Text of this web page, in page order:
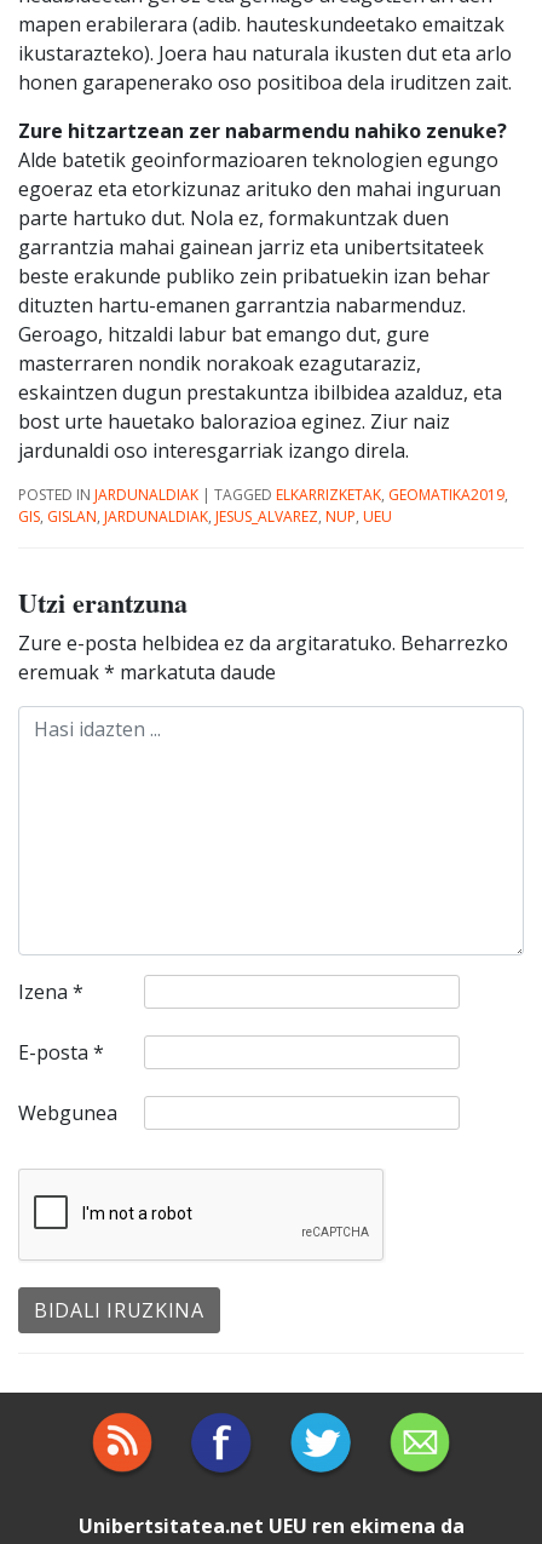
mapen erabilerara (adib. hauteskundeetako emaitzak
ikustarazteko). Joera hau naturala ikusten dut eta arlo
honen garapenerako oso positiboa dela iruditzen zait.
Zure hitzartzean zer nabarmendu nahiko zenuke?
Alde batetik geoinformazioaren teknologien egungo
egoeraz eta etorkizunaz arituko den mahai inguruan
parte hartuko dut. Nola ez, formakuntzak duen
garrantzia mahai gainean jarriz eta unibertsitateek
beste erakunde publiko zein pribatuekin izan behar
dituzten hartu-emanen garrantzia nabarmenduz.
Geroago, hitzaldi labur bat emango dut, gure
masterraren nondik norakoak ezagutaraziz,
eskaintzen dugun prestakuntza ibilbidea azalduz, eta
bost urte hauetako balorazioa eginez. Ziur naiz
jardunaldi oso interesgarriak izango direla.
POSTED IN JARDUNALDIAK | TAGGED ELKARRIZKETAK, GEOMATIKA2019,
GIS, GISLAN, JARDUNALDIAK, JESUS_ALVAREZ, NUP, UEU
Utzi erantzuna
Zure e-posta helbidea ez da argitaratuko. Beharrezko
eremuak* markatuta daude
Izena *
E-posta *
Webgunea
Unibertsitatea.net UEU ren ekimena da